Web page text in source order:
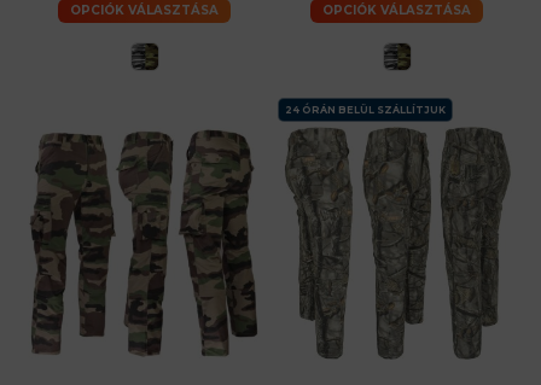
OPCIÓK VÁLASZTÁSA OPCIÓK VÁLASZTÁSA
24 ÓRÁN BELÜL SZÁLLÍTJUK